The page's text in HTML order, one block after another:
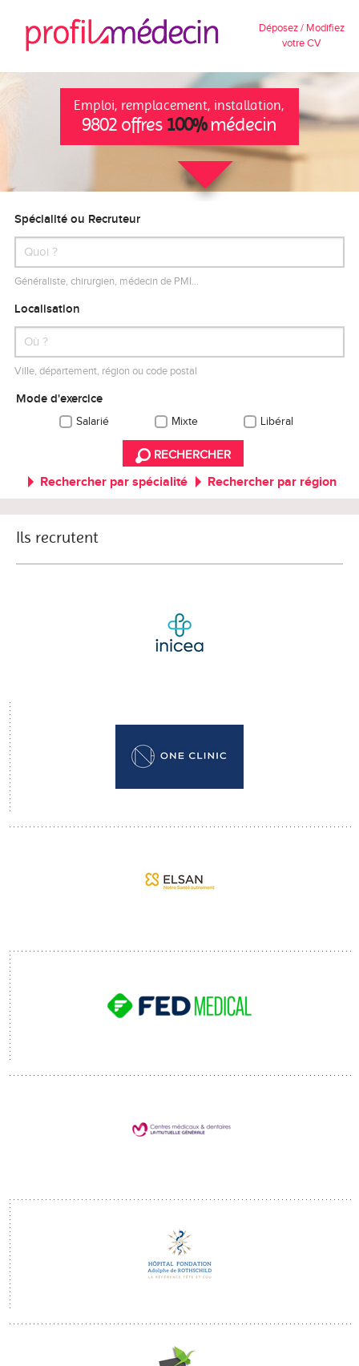
Déposez / Modifiez
votre CV
Emploi, remplacement, installation,
9802 offres 100%médecin
Spécialité ou Recruteur
Généraliste, chirurgien, médecin de PMI…
Localisation
Ville, département, région ou code postal
Mode d'exercice
Salarié Mixte Libéral
RECHERCHER
Rechercher par spécialité Rechercher par région
Ils recrutent